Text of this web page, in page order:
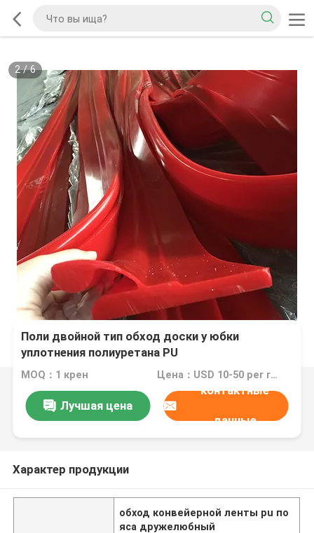
2/6
Поли двойной тип обход доски y юбки
уплотнения полиуретана PU
MOQ：1 крен Цена：USD 10-50 per roll
Лучшая цена
контактные
данные
Характер продукции
обход конвейерной ленты pu по
яса дружелюбный